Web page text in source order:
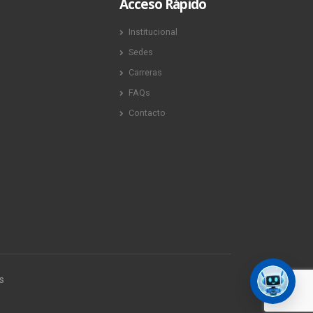
Acceso Rápido
Institucional
Sedes
Carreras
FAQs
Contacto